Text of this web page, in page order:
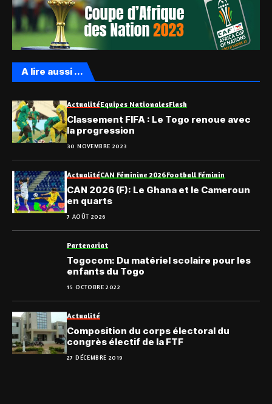
A lire aussi ...
ActualitéEquipes NationalesFlash
Classement FIFA : Le Togo renoue avec
la progression
30 NOVEMBRE 2023
ActualitéCAN Féminine 2026Football Féminin
CAN 2026 (F): Le Ghana et le Cameroun
en quarts
7 AOÛT 2026
Partenariat
Togocom: Du matériel scolaire pour les
enfants du Togo
15 OCTOBRE 2022
Actualité
Composition du corps électoral du
congrès électif de la FTF
27 DÉCEMBRE 2019